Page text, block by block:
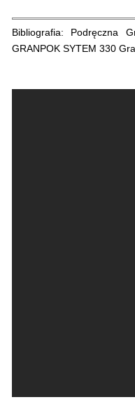
Bibliografia: Podręczna
GRANPOK SYTEM 330